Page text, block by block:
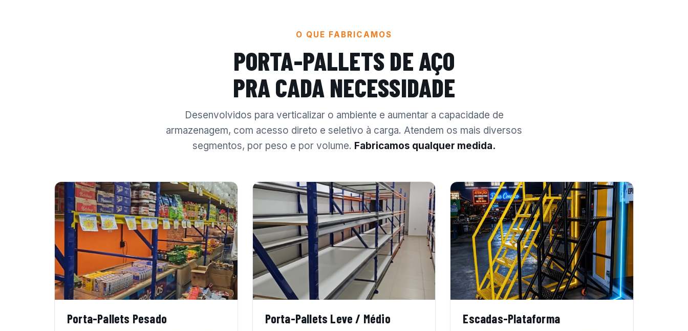
O QUE FABRICAMOS
PORTA-PALLETS DE AÇO
PRA CADA NECESSIDADE
Desenvolvidos para verticalizar o ambiente e aumentar a capacidade de
armazenagem, com acesso direto e seletivo à carga. Atendem os mais diversos
segmentos, por peso e por volume. Fabricamos qualquer medida.
Porta-Pallets Pesado Porta-Pallets Leve / Médio Escadas-Plataforma